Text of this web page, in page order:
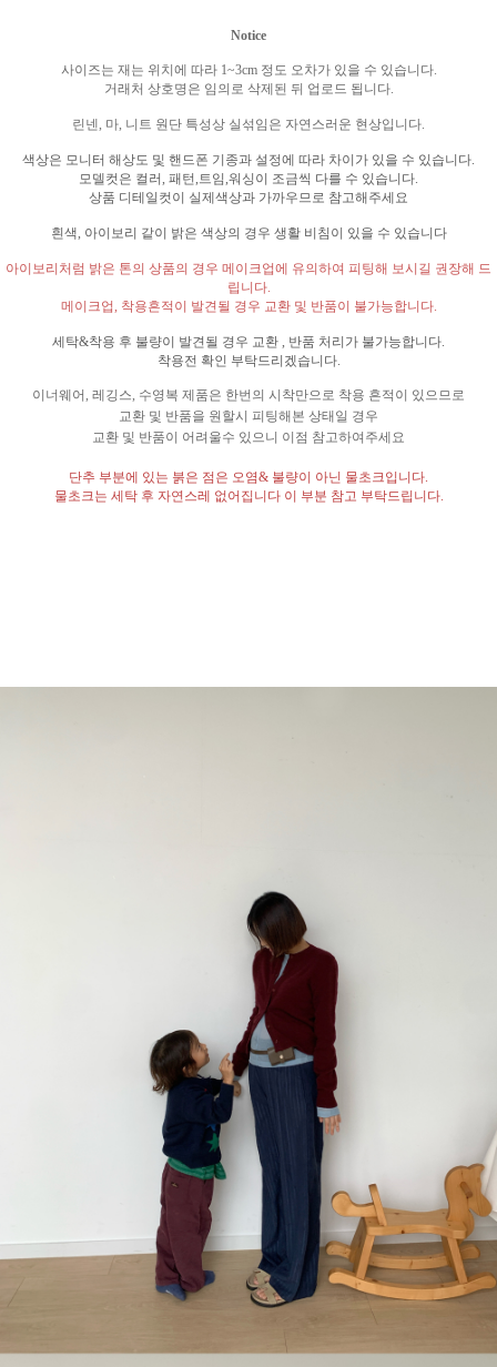
Notice
사이즈는 재는 위치에 따라 1~3cm 정도 오차가 있을 수 있습니다.
거래처 상호명은 임의로 삭제된 뒤 업로드 됩니다.
린넨 마 니트 원단 특성상 실섞임은 자연스러운 현상입니다
색상은 모니터 해상도 및 핸드폰 기종과 설정에 따라 차이가 있을 수 있습니다
모델컷은 컬러 패턴 트임 워싱이 조금씩 다를 수 있습니다
상품 디테일컷이 실제색상과 가까우므로 참고해주세요
흰색 아이보리 같이 밝은 색상의 경우 생활 비침이 있을 수 있습니다
아이보리처럼 밝은 톤의 상품의 경우 메이크업에 유의하여 피팅해 보시길 권장해 드
립니다.
메이크업
착용흔적이 발견될 경우 교환 및 반품이 불가능합니다.
세탁&착용 후 불량이 발견될 경우 교환 반품 처리가 불가능합니다
착용전 확인 부탁드리겠습니다.
이너웨어 레깅스 수영복 제품은 한번의 시착만으로 착용 흔적이 있으므로
교환 및 반품을 원할시 피팅해본 상태일 경우
교환 및 반품이 어려울수 있으니 이점 참고하여주세요
단추 부분에 있는 붉은 점은 오염& 불량이 아닌 물초크입니다
물초크는 세탁 후 자연스레 없어집니다 이 부분 참고 부탁드립니다.